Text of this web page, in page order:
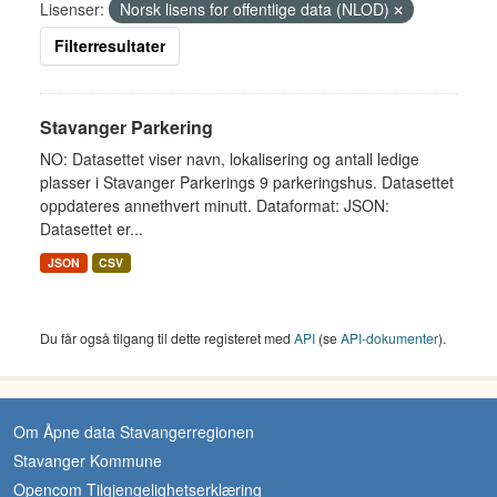
Lisenser:
Norsk lisens for offentlige data (NLOD)
Filterresultater
Stavanger Parkering
NO: Datasettet viser navn, lokalisering og antall ledige
plasser i Stavanger Parkerings 9 parkeringshus. Datasettet
oppdateres annethvert minutt. Dataformat: JSON:
Datasettet er...
JSON CSV
Du får også tilgang til dette registeret med API (seAPI-dokumenter).
Om Åpne data Stavangerregionen
Stavanger Kommune
Opencom Tilgjengelighetserklæring